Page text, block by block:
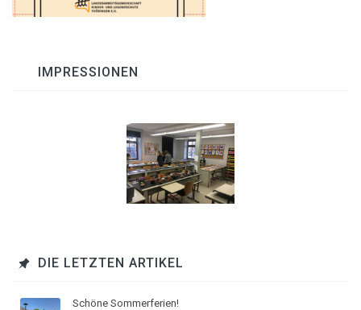
IMPRESSIONEN
DIE LETZTEN ARTIKEL
Schöne Sommerferien!